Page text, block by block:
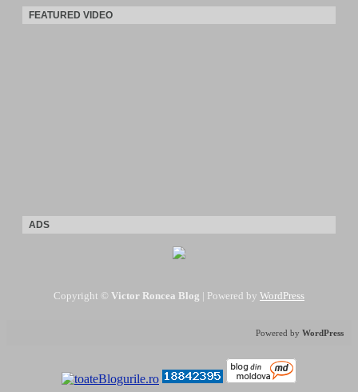
FEATURED VIDEO
ADS
Copyright © Victor Roncea Blog | Powered by WordPress
Powered by WordPress